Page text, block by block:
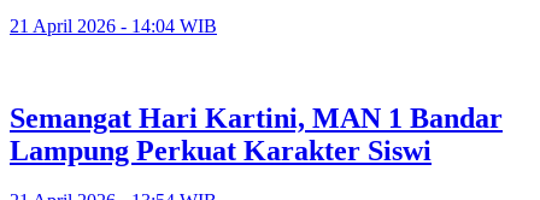
21 April 2026 - 14:04 WIB
Semangat Hari Kartini, MAN 1 Bandar
Lampung Perkuat Karakter Siswi